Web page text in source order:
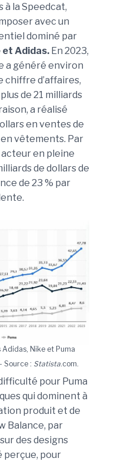
à la Speedcat,
avec un
dominé par
et Adidas. En 2023,
a généré environ
chiffre d’affaires,
de 21 milliards
a réalisé
en ventes de
vêtements. Par
acteur en pleine
de dollars de
de 23 % par
Nike et Puma
Source : Statista.com.
pour Puma
qui dominent à
produit et de
Balance, par
des designs
pour